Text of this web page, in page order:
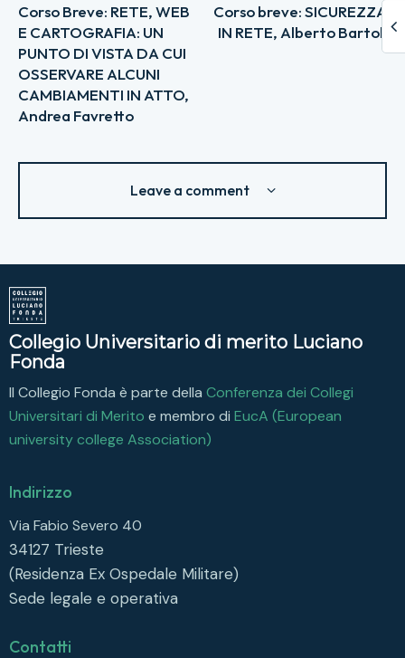
Corso Breve: RETE, WEB
E CARTOGRAFIA: UN
PUNTO DI VISTA DA CUI
OSSERVARE ALCUNI
CAMBIAMENTI IN ATTO,
Andrea Favretto
Corso breve: SICUREZZA
IN RETE, Alberto Bartoli
Leave a comment
Collegio Universitario di merito Luciano
Fonda
Il Collegio Fonda è parte della Conferenza dei Collegi
Universitari di Merito e membro di EucA (European
university college Association)
Indirizzo
Via Fabio Severo 40
34127 Trieste
(Residenza Ex Ospedale Militare)
Sede legale e operativa
Contatti